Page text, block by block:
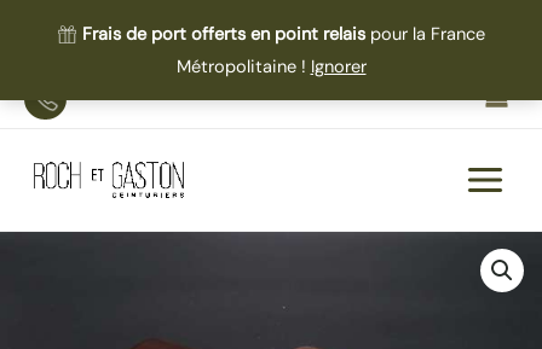
Frais de port offerts en point relaispour la France
Métropolitaine ! Ignorer
TEL